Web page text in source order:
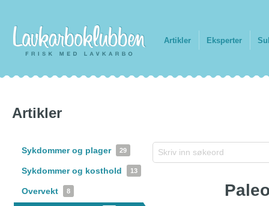
Artikler Eksperter
Artikler
Sykdommer og plager 29
Sykdommer og kosthold 13
Overvekt 8